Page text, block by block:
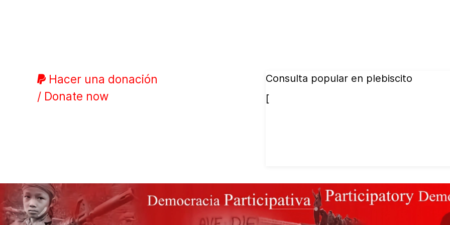
Hacer una donación
/ Donate now
Consulta popular en plebiscito
[